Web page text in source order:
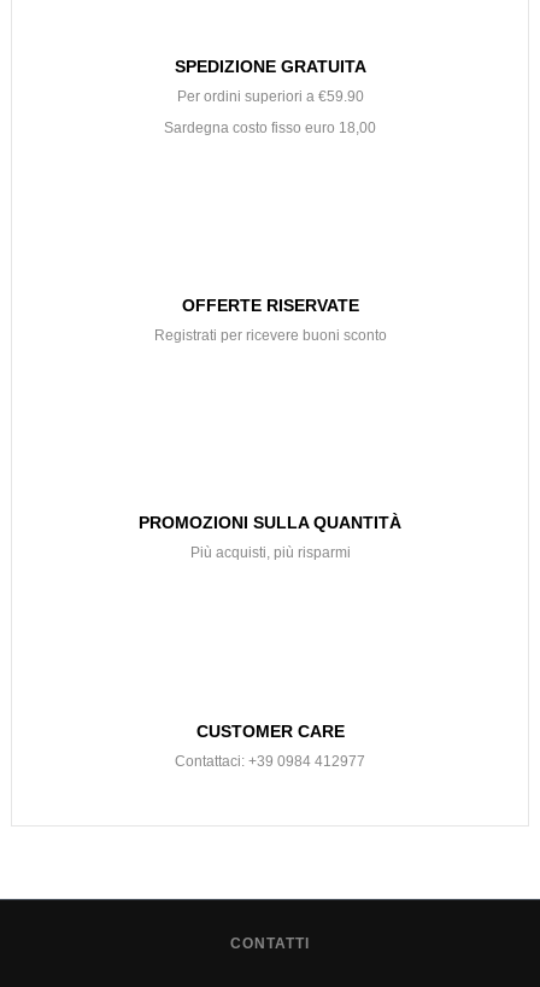
SPEDIZIONE GRATUITA
Per ordini superiori a €59.90
Sardegna costo fisso euro 18,00
OFFERTE RISERVATE
Registrati per ricevere buoni sconto
PROMOZIONI SULLA QUANTITÀ
Più acquisti, più risparmi
CUSTOMER CARE
Contattaci: +39 0984 412977
CONTATTI